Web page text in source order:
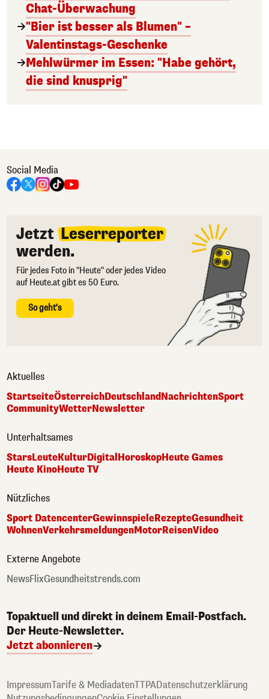
Chat-Überwachung
"Bier ist besser als Blumen" –
Valentinstags-Geschenke
Mehlwürmer im Essen: "Habe gehört,
die sind knusprig"
Social Media
Jetzt Leserreporter
werden.
Für jedes Foto in "Heute" oder jedes Video
auf Heute.at gibt es 50 Euro.
So geht's
Aktuelles
StartseiteÖsterreichDeutschlandNachrichtenSport
CommunityWetterNewsletter
Unterhaltsames
StarsLeuteKulturDigital HoroskopHeute Games
Heute KinoHeute TV
Nützliches
Sport DatencenterGewinnspieleRezepteGesundheit
WohnenVerkehrsmeldungenMotorReisenVideo
Externe Angebote
NewsFlixGesundheitstrends.com
Topaktuell und direkt in deinem Email-Postfach.
Der Heute-Newsletter.
Jetzt abonnieren
ImpressumTarife & MediadatenTTPADatenschutzerklärung